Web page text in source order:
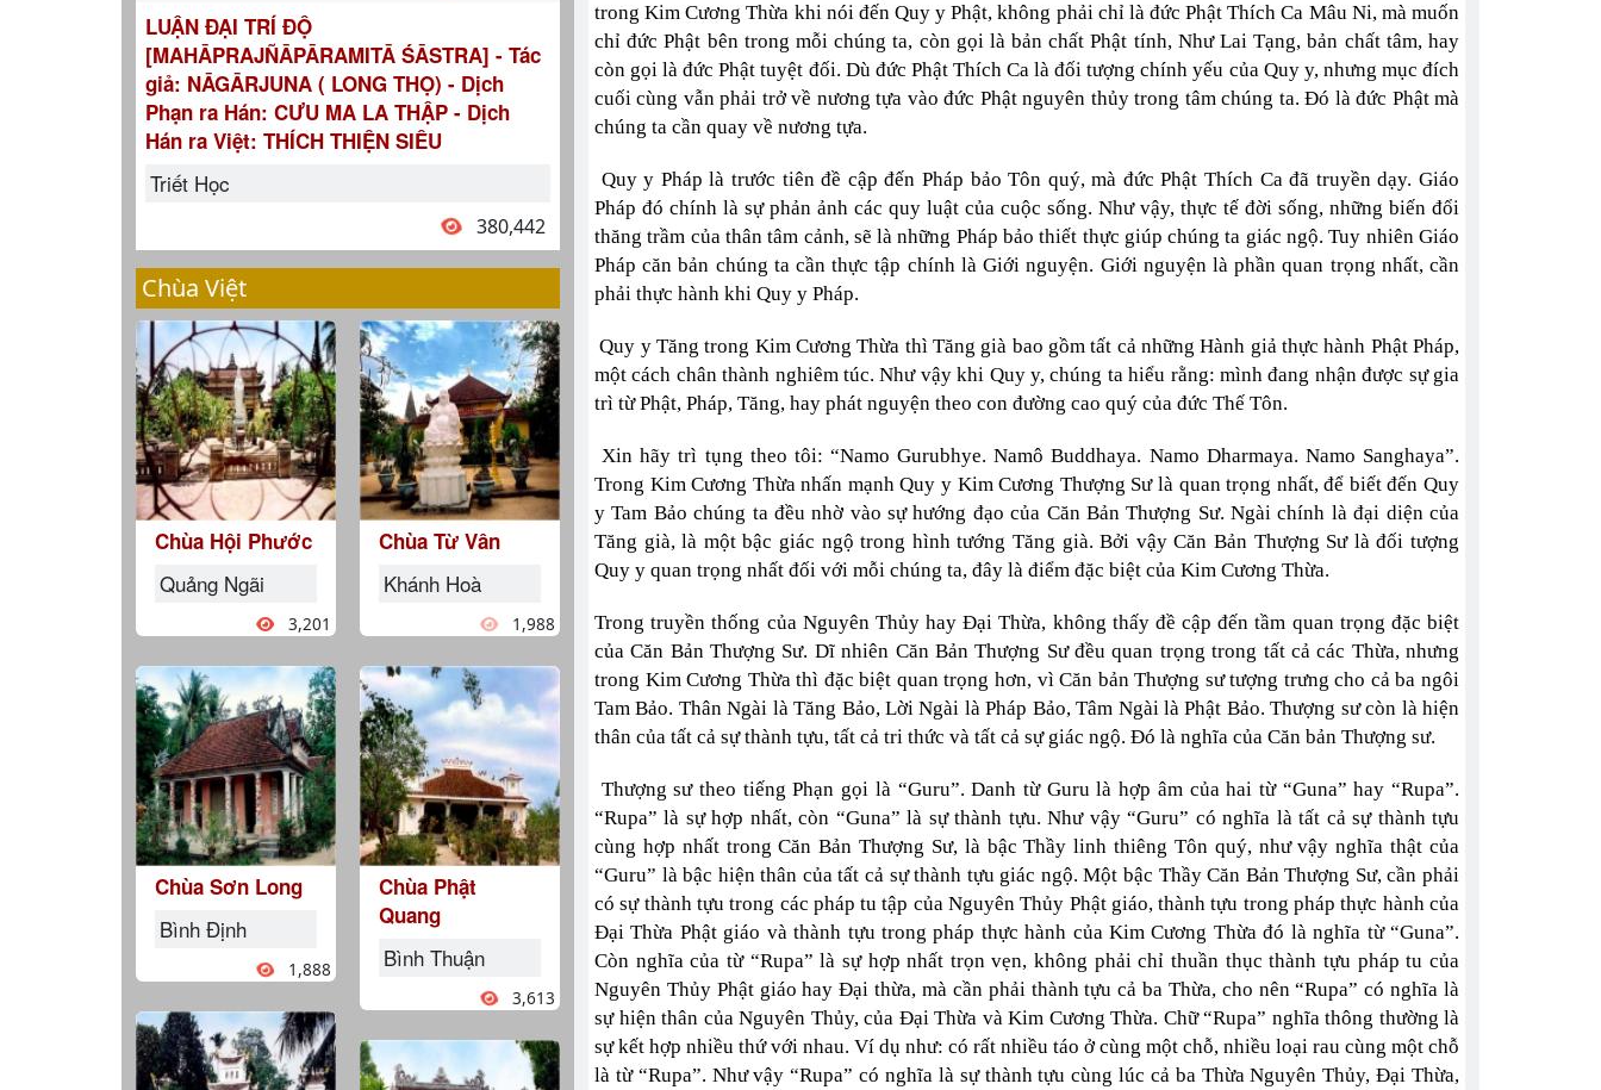
LUẬN ĐẠI TRÍ ĐỘ
[MAHĀPRAJÑĀPĀRAMITĀ ŚĀSTRA] - Tác
giả: NĀGĀRJUNA ( LONG THỌ) - Dịch
Phạn ra Hán: CƯU MA LA THẬP - Dịch
Hán ra Việt: THÍCH THIỆN SIÊU
Triết Học
380,442
Chùa Việt
Chùa Hội Phước
Quảng Ngãi
3,201
Chùa Sơn Long
Bình Định
1,888
Chùa Từ Vân
Khánh Hoà
1,988
Chùa Phật
Quang
Bình Thuận
3,613
trong Kim Cương Thừa khi nói đến Quy y Phật, không phải chỉ là đức Phật Thích Ca Mâu Ni, mà muốn
chỉ đức Phật bên trong mỗi chúng ta, còn gọi là bản chất Phật tính, Như Lai Tạng, bản chất tâm, hay
còn gọi là đức Phật tuyệt đối. Dù đức Phật Thích Ca là đối tượng chính yếu của Quy y, nhưng mục đích
cuối cùng vẫn phải trở về nương tựa vào đức Phật nguyên thủy trong tâm chúng ta. Đó là đức Phật mà
chúng ta cần quay về nương tựa.
Quy y Pháp là trước tiên đề cập đến Pháp bảo Tôn quý, mà đức Phật Thích Ca đã truyền dạy. Giáo
Pháp đó chính là sự phản ảnh các quy luật của cuộc sống. Như vậy, thực tế đời sống, những biến đổi
thăng trầm của thân tâm cảnh, sẽ là những Pháp bảo thiết thực giúp chúng ta giác ngộ. Tuy nhiên Giáo
Pháp căn bản chúng ta cần thực tập chính là Giới nguyện. Giới nguyện là phần quan trọng nhất, cần
phải thực hành khi Quy y Pháp.
Quy y Tăng trong Kim Cương Thừa thì Tăng già bao gồm tất cả những Hành giả thực hành Phật Pháp,
một cách chân thành nghiêm túc. Như vậy khi Quy y, chúng ta hiểu rằng: mình đang nhận được sự gia
trì từ Phật, Pháp, Tăng, hay phát nguyện theo con đường cao quý của đức Thế Tôn.
Xin hãy trì tụng theo tôi: “Namo Gurubhye. Namô Buddhaya. Namo Dharmaya. Namo Sanghaya”.
Trong Kim Cương Thừa nhấn mạnh Quy y Kim Cương Thượng Sư là quan trọng nhất, để biết đến Quy
y Tam Bảo chúng ta đều nhờ vào sự hướng đạo của Căn Bản Thượng Sư. Ngài chính là đại diện của
Tăng già, là một bậc giác ngộ trong hình tướng Tăng già. Bởi vậy Căn Bản Thượng Sư là đối tượng
Quy y quan trọng nhất đối với mỗi chúng ta, đây là điểm đặc biệt của Kim Cương Thừa.
Trong truyền thống của Nguyên Thủy hay Đại Thừa, không thấy đề cập đến tầm quan trọng đặc biệt
của Căn Bản Thượng Sư. Dĩ nhiên Căn Bản Thượng Sư đều quan trọng trong tất cả các Thừa, nhưng
trong Kim Cương Thừa thì đặc biệt quan trọng hơn, vì Căn bản Thượng sư tượng trưng cho cả ba ngôi
Tam Bảo. Thân Ngài là Tăng Bảo, Lời Ngài là Pháp Bảo, Tâm Ngài là Phật Bảo. Thượng sư còn là hiện
thân của tất cả sự thành tựu, tất cả tri thức và tất cả sự giác ngộ. Đó là nghĩa của Căn bản Thượng sư.
Thượng sư theo tiếng Phạn gọi là “Guru”. Danh từ Guru là hợp âm của hai từ “Guna” hay “Rupa”.
“Rupa” là sự hợp nhất, còn “Guna” là sự thành tựu. Như vậy “Guru” có nghĩa là tất cả sự thành tựu
cùng hợp nhất trong Căn Bản Thượng Sư, là bậc Thầy linh thiêng Tôn quý, như vậy nghĩa thật của
“Guru” là bậc hiện thân của tất cả sự thành tựu giác ngộ. Một bậc Thầy Căn Bản Thượng Sư, cần phải
có sự thành tựu trong các pháp tu tập của Nguyên Thủy Phật giáo, thành tựu trong pháp thực hành của
Đại Thừa Phật giáo và thành tựu trong pháp thực hành của Kim Cương Thừa đó là nghĩa từ “Guna”.
Còn nghĩa của từ “Rupa” là sự hợp nhất trọn vẹn, không phải chỉ thuần thục thành tựu pháp tu của
Nguyên Thủy Phật giáo hay Đại thừa, mà cần phải thành tựu cả ba Thừa, cho nên “Rupa” có nghĩa là
sự hiện thân của Nguyên Thủy, của Đại Thừa và Kim Cương Thừa. Chữ “Rupa” nghĩa thông thường là
sự kết hợp nhiều thứ với nhau. Ví dụ như: có rất nhiều táo ở cùng một chỗ, nhiều loại rau cùng một chỗ
là từ “Rupa”. Như vậy “Rupa” có nghĩa là sự thành tựu cùng lúc cả ba Thừa Nguyên Thủy, Đại Thừa,